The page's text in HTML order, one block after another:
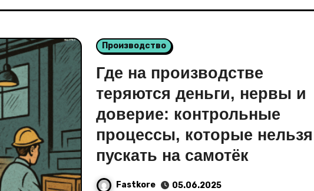
Производство
Где на производстве
теряются деньги, нервы и
доверие: контрольные
процессы, которые нельзя
пускать на самотёк
Fastkore 05.06.2025